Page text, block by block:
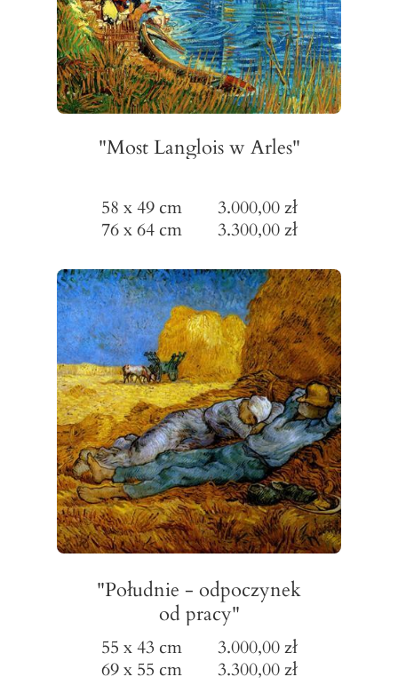
55 x 43 cm 3.000,00 zł
69 x 55 cm 3.300,00 zł
"Południe - odpoczynek
od pracy"
58 x 49 cm 3.000,00 zł
76 x 64 cm 3.300,00 zł
"Most Langlois w Arles"